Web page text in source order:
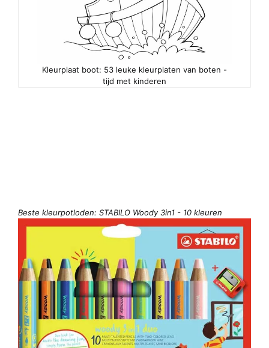
Kleurplaat boot: 53 leuke kleurplaten van boten -
tijd met kinderen
Beste kleurpotloden: STABILO Woody 3in1 - 10 kleuren